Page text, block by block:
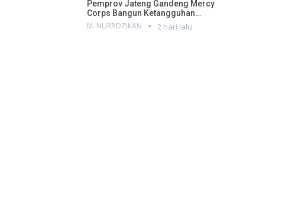
Pemprov Jateng Gandeng Mercy
Corps Bangun Ketangguhan…
M. NURROZIKAN 2 hari lalu